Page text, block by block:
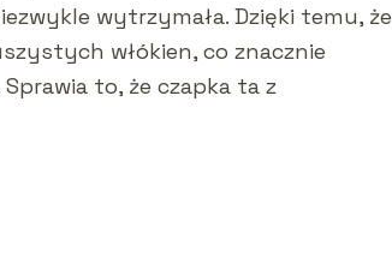
wytrzymała. Dzięki temu, że
włókien, co znacznie
to, że czapka ta z